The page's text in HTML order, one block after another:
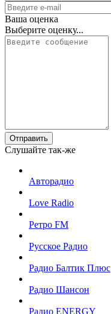
Ваша оценка
Выберите оценку...
Отправить
Слушайте так-же
Авторадио
Love Radio
Ретро FM
Русское Радио
Радио Балтик Плюс
Радио Шансон
Радио ENERGY